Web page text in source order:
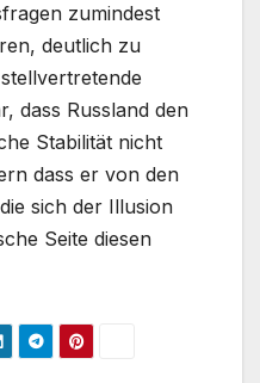
zumindest
deutlich zu
dass Russland den
Stabilität nicht
dass er von den
sich der Illusion
Seite diesen